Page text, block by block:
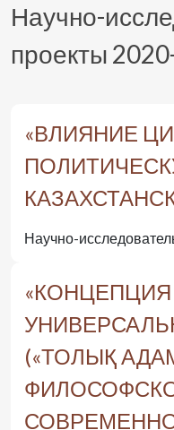
Научно-
проекты
«ВЛИЯНИЕ
Научно-
(«ТОЛЫҚ